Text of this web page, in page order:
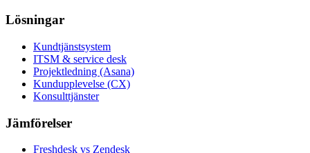
Lösningar
Kundtjänstsystem
ITSM & service desk
Projektledning (Asana)
Kundupplevelse (CX)
Konsulttjänster
Jämförelser
Freshdesk vs Zendesk